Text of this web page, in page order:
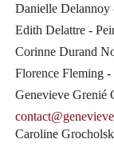
Danielle Delannoy
Edith Delattre -
Corinne Durand
Florence Fleming -
Genevieve Grenié
Caroline